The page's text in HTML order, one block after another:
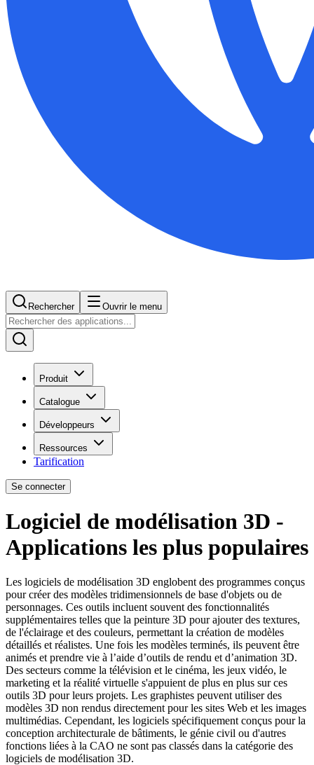
Rechercher Ouvrir le menu
Produit
Catalogue
Développeurs
Ressources
Tarification
Se connecter
Logiciel de modélisation 3D -
Applications les plus populaires
Les logiciels de modélisation 3D englobent des programmes conçus
pour créer des modèles tridimensionnels de base d'objets ou de
personnages. Ces outils incluent souvent des fonctionnalités
supplémentaires telles que la peinture 3D pour ajouter des textures,
de l'éclairage et des couleurs, permettant la création de modèles
détaillés et réalistes. Une fois les modèles terminés, ils peuvent être
animés et prendre vie à l’aide d’outils de rendu et d’animation 3D.
Des secteurs comme la télévision et le cinéma, les jeux vidéo, le
marketing et la réalité virtuelle s'appuient de plus en plus sur ces
outils 3D pour leurs projets. Les graphistes peuvent utiliser des
modèles 3D non rendus directement pour les sites Web et les images
multimédias. Cependant, les logiciels spécifiquement conçus pour la
conception architecturale de bâtiments, le génie civil ou d'autres
fonctions liées à la CAO ne sont pas classés dans la catégorie des
logiciels de modélisation 3D.